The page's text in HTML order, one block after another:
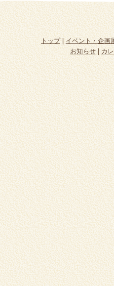
トップ|イベント・企画
お知らせ| カ